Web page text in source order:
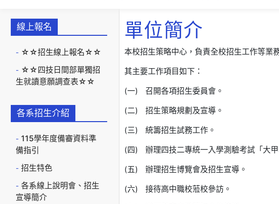
線上報名
☆☆招生線上報名☆☆
☆☆四技日間部單獨招
生就讀意願調查表☆☆
各系招生介紹
115學年度備審資料準
備指引
招生特色
各系線上說明會、招生
宣導簡介
單位簡介
本校招生策略中心，負責全校招生工作等業
其主要工作項目如下：
(一) 召開各項招生委員會。
(二) 招生策略規劃及宣導。
(三) 統籌招生試務工作。
(四) 辦理四技二專統一入學測驗考試「大甲
(五) 辦理招生博覽會及招生宣導。
(六) 接待高中職校蒞校參訪。